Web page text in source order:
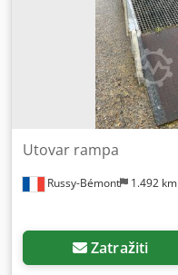
Russy-Bémont 1.492 km
Utovar rampa
Zatražiti